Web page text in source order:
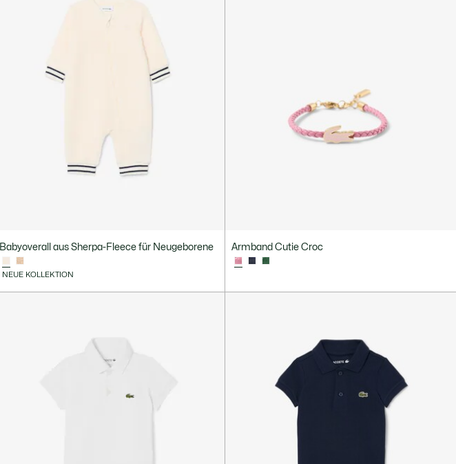
Babyoverall aus Sherpa-Fleece für Neugeborene
NEUE KOLLEKTION
Armband Cutie Croc